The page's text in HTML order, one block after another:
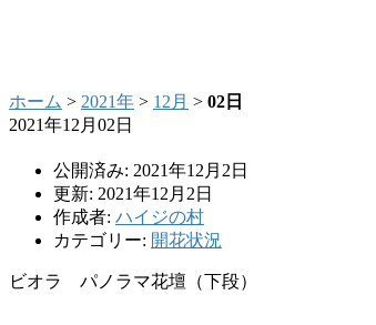
ホーム > 2021年 > 12月 > 02日
2021年12月02日
公開済み: 2021年12月2日
更新: 2021年12月2日
作成者: ハイジの村
カテゴリー: 開花状況
ビオラ パノラマ花壇（下段）